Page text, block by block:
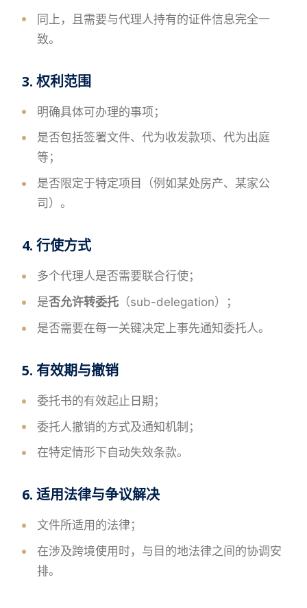
同上，且需要与代理人持有的证件信息完全一
致。
3. 权利范围
明确具体可办理的事项；
是否包括签署文件、代为收发款项、代为出庭
等；
是否限定于特定项目（例如某处房产、某家公
司）。
4. 行使方式
多个代理人是否需要联合行使；
是否允许转委托 （sub-delegation）；
是否需要在每一关键决定上事先通知委托人。
5. 有效期与撤销
委托书的有效起止日期；
委托人撤销的方式及通知机制；
在特定情形下自动失效条款。
6. 适用法律与争议解决
文件所适用的法律；
在涉及跨境使用时，与目的地法律之间的协调安
排。